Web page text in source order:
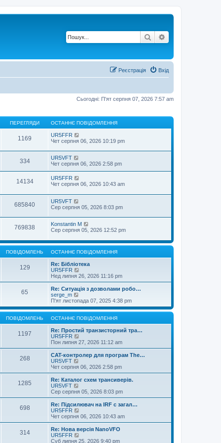
Пошук
Вхід
Реєстрація
Сьогодні: П'ят серпня 07, 2026 7:57 am
ПЕРЕГЛЯДИ ОСТАННЄ ПОВІДОМЛЕННЯ
1169
UR5FFR
Чет серпня 06, 2026 10:19 pm
334
UR5VFT
Чет серпня 06, 2026 2:58 pm
14134
UR5FFR
Чет серпня 06, 2026 10:43 am
685840
UR5VFT
Сер серпня 05, 2026 8:03 pm
769838
Konstantin M
Сер серпня 05, 2026 12:52 pm
ПОВІДОМЛЕНЬ ОСТАННЄ ПОВІДОМЛЕННЯ
129
Re: Бібліотека
UR5FFR
е
р
е
г
л
н
у
т
и
с
н
н
є
о
і
д
о
л
е
н
я
Нед липня 26, 2026 11:16 pm
65
Re: Ситуація з дозволами робо…
serge_m
е
р
е
г
л
я
у
т
и
с
н
н
є
о
д
о
П'ят листопада 07, 2025 4:38 pm
ПОВІДОМЛЕНЬ ОСТАННЄ ПОВІДОМЛЕННЯ
1197
Re: Простий транзисторний тра…
UR5FFR
е
р
е
л
у
т
и
с
а
н
н
Пон липня 27, 2026 11:12 am
268
CAT-контролер для програм The…
UR5VFT
е
р
е
л
у
т
и
с
Чет серпня 06, 2026 2:58 pm
1285
Re: Каталог схем трансиверів.
UR5VFT
е
р
е
л
у
т
Сер серпня 05, 2026 8:03 pm
698
Re: Підсилювач на IRF с загал…
UR5FFR
е
р
е
л
Чет серпня 06, 2026 10:43 am
314
Re: Нова версія NanoVFO
UR5FFR
е
Суб липня 25, 2026 9:40 pm